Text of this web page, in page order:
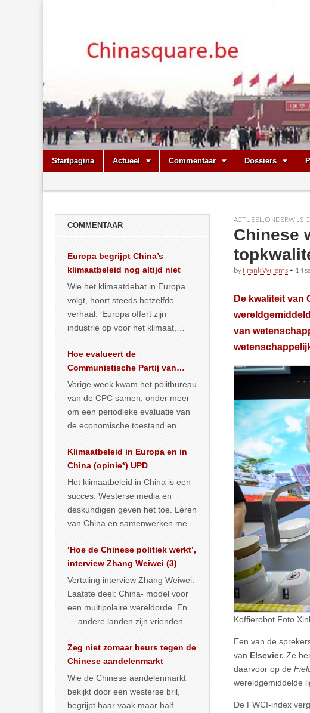
Chinasquare.be
Main
menu
Skip
Startpagina Actueel Commentaar Dossiers
menu
ACTUEEL ONDERWIJS-
Chinese
by Frank Willems • 14
De kwaliteit van
van
Koffierobot Foto
Een van de
van Elsevier. Ze
daarvoor op de
wereldgemiddelde
De FWCI-index
COMMENTAAR
Europa begrijpt China’s
klimaatbeleid nog altijd niet
Wie het klimaatdebat in Europa
volgt, hoort steeds hetzelfde
verhaal. ‘Europa offert zijn
industrie op voor het klimaat,
vergroening… >> lees meer
Hoe evalueert de
Communistische Partij van
China de economische
toestand?
Vorige week kwam het politbureau
van de CPC samen, onder meer
om een periodieke evaluatie van
de economische toestand en
publiceerden… >> lees meer
Klimaatbeleid in Europa en in
China (opinie*) UPD
Het klimaatbeleid in China is een
succes. Westerse media en
deskundigen geven het toe. Leren
van China en samenwerken met
… >> lees meer
‘Hoe de Chinese politiek werkt’,
interview Zhang Weiwei (3)
Vertaling interview Zhang Weiwei.
Laatste deel: China- model voor
een multipolaire wereldorde. En
… andere landen zijn vrienden of
Zeg niet zomaar beurs tegen de
Chinese aandelenmarkt
Wie de Chinese aandelenmarkt
bekijkt door een westerse bril,
begrijpt haar vaak maar half.